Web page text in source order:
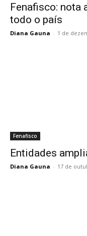
Fenafisco:
todo o país
Diana Gauna - 1 de
Fenafisco
Entidades
Diana Gauna - 17 de